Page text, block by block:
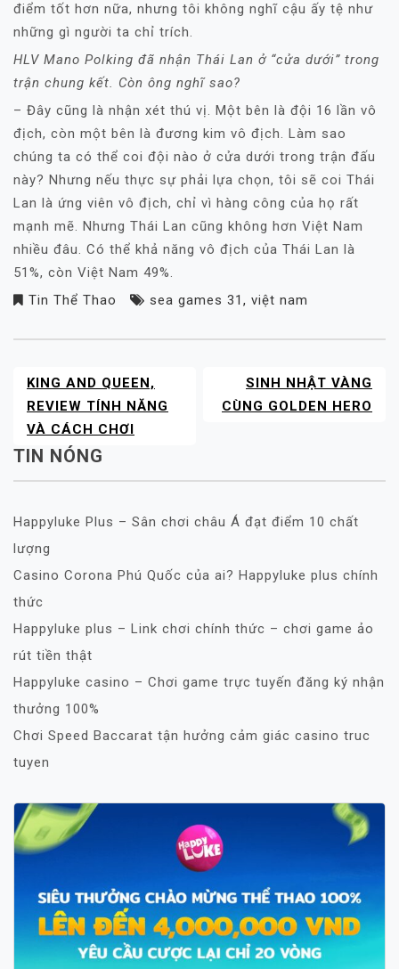
điểm tốt hơn nữa, nhưng tôi không nghĩ cậu ấy tệ như
những gì người ta chỉ trích.
HLV Mano Polking đã nhận Thái Lan ở “cửa dưới” trong
trận chung kết. Còn ông nghĩ sao?
– Đây cũng là nhận xét thú vị. Một bên là đội 16 lần vô
địch, còn một bên là đương kim vô địch. Làm sao
chúng ta có thể coi đội nào ở cửa dưới trong trận đấu
này? Nhưng nếu thực sự phải lựa chọn, tôi sẽ coi Thái
Lan là ứng viên vô địch, chỉ vì hàng công của họ rất
mạnh mẽ. Nhưng Thái Lan cũng không hơn Việt Nam
nhiều đâu. Có thể khả năng vô địch của Thái Lan là
51%, còn Việt Nam 49%.
Tin Thể Thao
sea games 31 , việt nam
POST
NAVIGATION
KING AND QUEEN,
REVIEW TÍNH NĂNG
VÀ CÁCH CHƠI
SINH NHẬT VÀNG
CÙNG GOLDEN HERO
TIN NÓNG
Happyluke Plus – Sân chơi châu Á đạt điểm 10 chất
lượng
Casino Corona Phú Quốc của ai? Happyluke plus chính
thức
Happyluke plus – Link chơi chính thức – chơi game ảo
rút tiền thật
Happyluke casino – Chơi game trực tuyến đăng ký nhận
thưởng 100%
Chơi Speed Baccarat tận hưởng cảm giác casino truc
tuyen